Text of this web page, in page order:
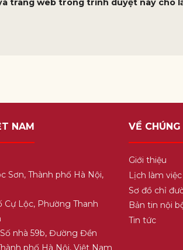
trang web trong trình duyệt này cho
NAM
Sơn, Thành phố Hà Nội,
Cự Lộc, Phường Thanh
Số nhà 59b, Đường Đền
phố Hà Nội, Việt Nam
VỀ
Giới thiệu
Lịch làm việc
Sơ đồ chỉ
Bản tin nội
Tin tức